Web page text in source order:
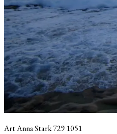
Art Anna Stark 729 1051